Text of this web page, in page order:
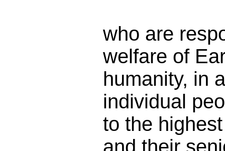
who are
welfare of
humanity, in
individual
to the
and their